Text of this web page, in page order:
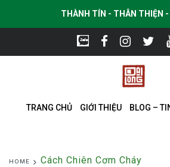
THÀNH TÍN - THÂN THIỆN -
TRANG CHỦ GIỚI THIỆU BLOG –
HOME Cách Chiên Cơm Cháy